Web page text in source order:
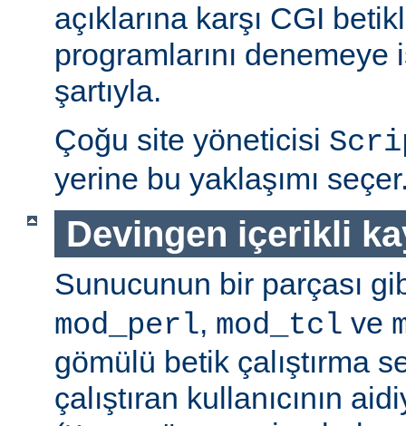
açıklarına karşı CGI
programlarını denemeye
şartıyla.
Çoğu site yöneticisi
yerine bu yaklaşımı
Devingen içerikli
Sunucunun bir parçası
mod_perl, mod_tcl ve
gömülü betik çalıştırma
çalıştıran kullanıcının